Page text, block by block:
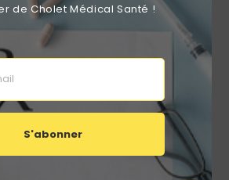
de Cholet Médical Santé !
S'abonner
favorite_border